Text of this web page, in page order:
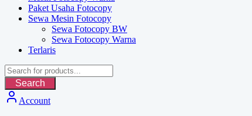
Paket Usaha Fotocopy
Sewa Mesin Fotocopy
Sewa Fotocopy BW
Sewa Fotocopy Warna
Terlaris
Search
Account